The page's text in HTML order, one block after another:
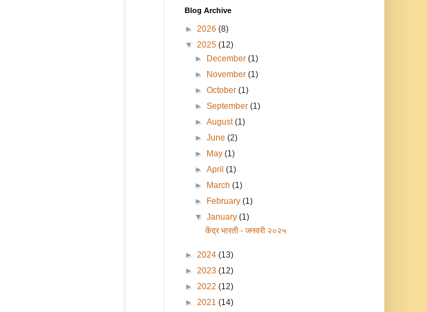
Blog Archive
► 2026 (8)
▼ 2025 (12)
► December(1)
► November(1)
►October(1)
►September(1)
►August(1)
►June(2)
► May(1)
►April(1)
► March(1)
► February(1)
▼January(1)
केंद्र भारती - जनवरी २०२५
► 2024 (13)
► 2023 (12)
► 2022 (12)
► 2021 (14)